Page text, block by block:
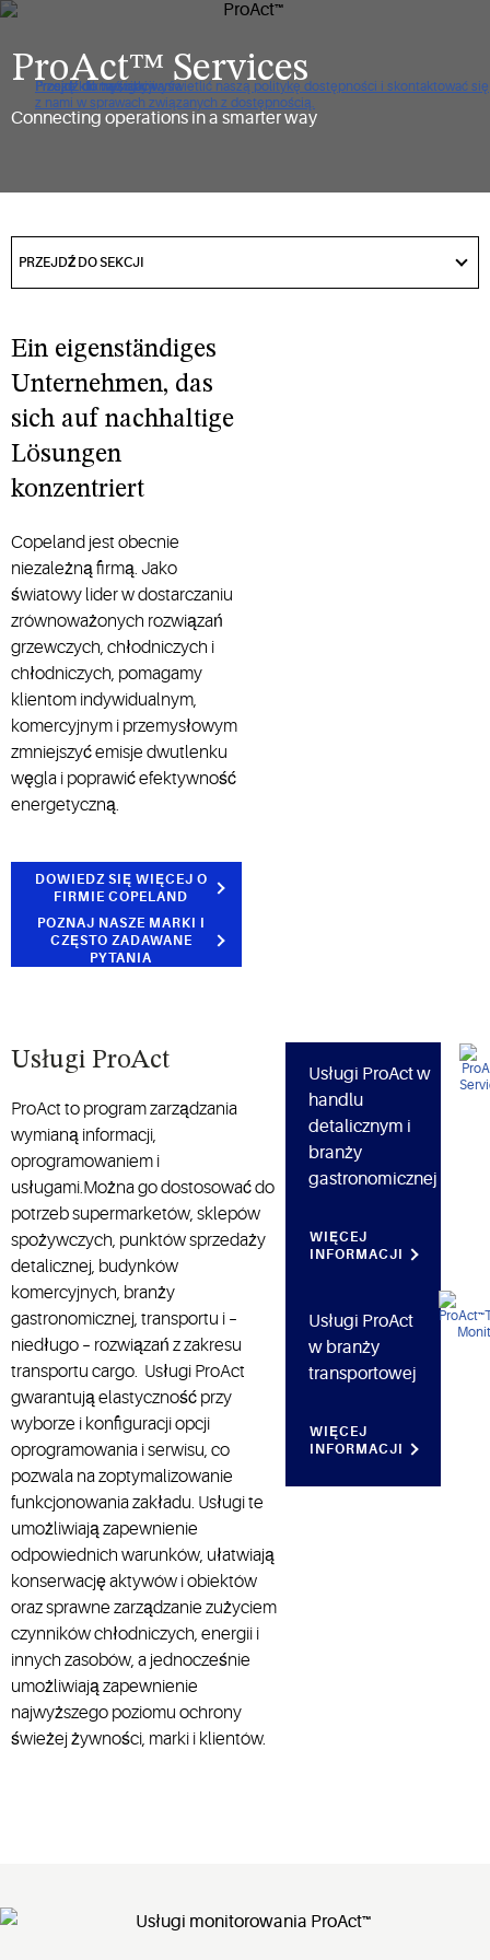
Proszę kliknąć, aby wyświetlić naszą politykę dostępności i skontaktować się
z nami w sprawach związanych z dostępnością.
Przejdź do nawigacji
Przejdź do treści
Przejdź do wyszukiwania
ProAct™ Services
Connecting operations in a smarter way
toPRZEJDŹ DO SEKCJI
Ein eigenständiges
Unternehmen, das
sich auf nachhaltige
Lösungen
konzentriert
Copeland jest obecnie
niezależną firmą. Jako
światowy lider w dostarczaniu
zrównoważonych rozwiązań
grzewczych, chłodniczych i
chłodniczych, pomagamy
klientom indywidualnym,
komercyjnym i przemysłowym
zmniejszyć emisje dwutlenku
węgla i poprawić efektywność
energetyczną.
DOWIEDZ SIĘ WIĘCEJ O
FIRMIE COPELAND
POZNAJ NASZE MARKI I
CZĘSTO ZADAWANE
PYTANIA
Usługi ProAct
ProAct to program zarządzania
wymianą informacji,
oprogramowaniem i
usługami.Można go dostosować do
potrzeb supermarketów, sklepów
spożywczych, punktów sprzedaży
detalicznej, budynków
komercyjnych, branży
gastronomicznej, transportu i –
niedługo – rozwiązań z zakresu
transportu cargo. Usługi ProAct
gwarantują elastyczność przy
wyborze i konfiguracji opcji
oprogramowania i serwisu, co
pozwala na zoptymalizowanie
funkcjonowania zakładu. Usługi te
umożliwiają zapewnienie
odpowiednich warunków, ułatwiają
konserwację aktywów i obiektów
oraz sprawne zarządzanie zużyciem
czynników chłodniczych, energii i
innych zasobów, a jednocześnie
umożliwiają zapewnienie
najwyższego poziomu ochrony
świeżej żywności, marki i klientów.
Usługi ProAct w
handlu
detalicznym i
branży
gastronomicznej
WIĘCEJ
INFORMACJI
Usługi ProAct
w branży
transportowej
WIĘCEJ
INFORMACJI